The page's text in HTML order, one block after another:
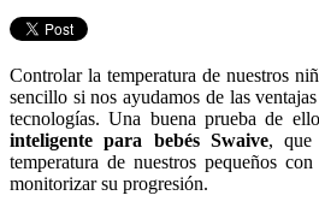
Controlar la temperatura de nuestros
sencillo si nos ayudamos de las
tecnologías. Una buena prueba de
inteligente para bebés Swaive, que
temperatura de nuestros pequeños
monitorizar su progresión.